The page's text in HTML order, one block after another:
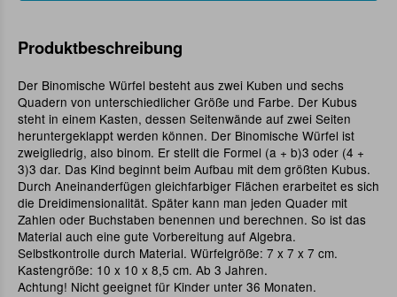
Produktbeschreibung
Der Binomische Würfel besteht aus zwei Kuben und sechs
Quadern von unterschiedlicher Größe und Farbe. Der Kubus
steht in einem Kasten, dessen Seitenwände auf zwei Seiten
heruntergeklappt werden können. Der Binomische Würfel ist
zweigliedrig, also binom. Er stellt die Formel (a + b)3 oder (4 +
3)3 dar. Das Kind beginnt beim Aufbau mit dem größten Kubus.
Durch Aneinanderfügen gleichfarbiger Flächen erarbeitet es sich
die Dreidimensionalität. Später kann man jeden Quader mit
Zahlen oder Buchstaben benennen und berechnen. So ist das
Material auch eine gute Vorbereitung auf Algebra.
Selbstkontrolle durch Material. Würfelgröße: 7 x 7 x 7 cm.
Kastengröße: 10 x 10 x 8,5 cm. Ab 3 Jahren.
Achtung! Nicht geeignet für Kinder unter 36 Monaten.